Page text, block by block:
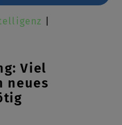
Viel
neues